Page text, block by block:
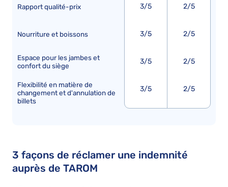
Rapport qualité-prix
Nourriture et boissons
Espace pour les jambes et
confort du siège
Flexibilité en matière de
changement et d'annulation de
billets
3/5
3/5
3/5
3/5
2/5
2/5
2/5
2/5
3 façons de réclamer une indemnité
auprès de TAROM